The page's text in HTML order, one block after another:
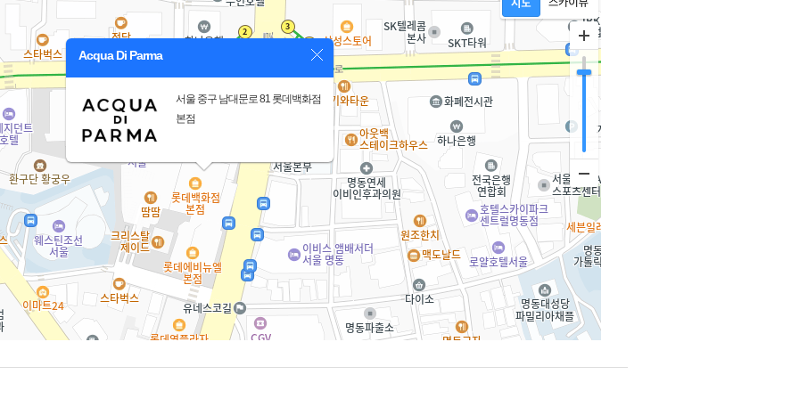
Acqua Di Parma
서울 중구 남대문로 81 롯데백화점
본점